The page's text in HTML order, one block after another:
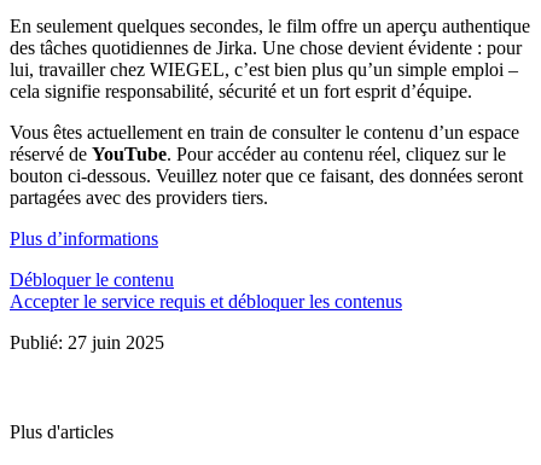
En seulement quelques secondes, le film offre un aperçu authentique
des tâches quotidiennes de Jirka. Une chose devient évidente : pour
lui, travailler chez WIEGEL, c’est bien plus qu’un simple emploi –
cela signifie responsabilité, sécurité et un fort esprit d’équipe.
Vous êtes actuellement en train de consulter le contenu d’un espace
réservé de YouTube. Pour accéder au contenu réel, cliquez sur le
bouton ci-dessous. Veuillez noter que ce faisant, des données seront
partagées avec des providers tiers.
Plus d’informations
Débloquer le contenu
Accepter le service requis et débloquer les contenus
Publié: 27 juin 2025
Plus d'articles